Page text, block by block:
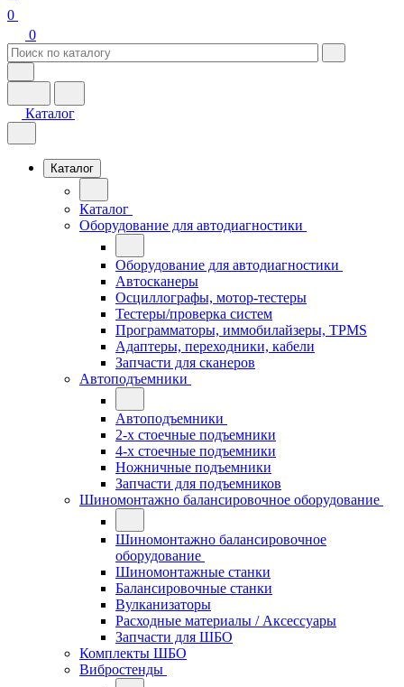
0
0
Каталог
Каталог
Каталог
Оборудование для автодиагностики
Оборудование для автодиагностики
Автосканеры
Осциллографы, мотор-тестеры
Тестеры/проверка систем
Программаторы, иммобилайзеры, TPMS
Адаптеры, переходники, кабели
Запчасти для сканеров
Автоподъемники
Автоподъемники
2-х стоечные подъемники
4-х стоечные подъемники
Ножничные подъемники
Запчасти для подъемников
Шиномонтажно балансировочное оборудование
Шиномонтажно балансировочное
оборудование
Шиномонтажные станки
Балансировочные станки
Вулканизаторы
Расходные материалы / Аксессуары
Запчасти для ШБО
Комплекты ШБО
Вибростенды